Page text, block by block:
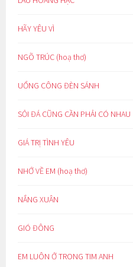
HÃY YÊU VÌ
NGÕ TRÚC (hoạ thơ)
UỔNG CÔNG ĐÈN SÁNH
SỎI ĐÁ CŨNG CẦN PHẢI CÓ NHAU
GIÁ TRỊ TÌNH YÊU
NHỚ VỀ EM (hoạ thơ)
NẮNG XUÂN
GIÓ ĐÔNG
EM LUÔN Ở TRONG TIM ANH